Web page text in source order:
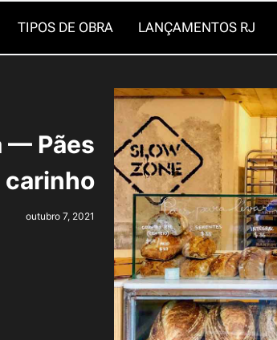
TIPOS DE OBRA LANÇAMENTOS RJ
— Pães
outubro 7, 2021